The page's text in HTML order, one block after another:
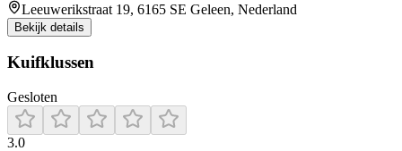
Leeuwerikstraat 19, 6165 SE Geleen, Nederland
Bekijk details
Kuifklussen
Gesloten
3.0